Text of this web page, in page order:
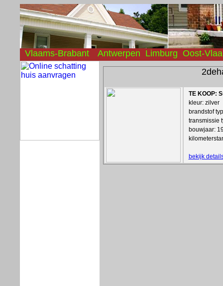
Vlaams-Brabant Antwerpen Limburg Oost-
TE KOOP:
kleur: zilver
brandstof
transmissie
bouwjaar:
bekijk